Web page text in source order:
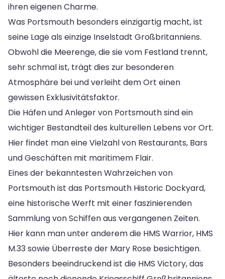
ihren eigenen Charme.
Was Portsmouth besonders einzigartig macht, ist
seine Lage als einzige Inselstadt Großbritanniens.
Obwohl die Meerenge, die sie vom Festland trennt,
sehr schmal ist, trägt dies zur besonderen
Atmosphäre bei und verleiht dem Ort einen
gewissen Exklusivitätsfaktor.
Die Häfen und Anleger von Portsmouth sind ein
wichtiger Bestandteil des kulturellen Lebens vor Ort.
Hier findet man eine Vielzahl von Restaurants, Bars
und Geschäften mit maritimem Flair.
Eines der bekanntesten Wahrzeichen von
Portsmouth ist das Portsmouth Historic Dockyard,
eine historische Werft mit einer faszinierenden
Sammlung von Schiffen aus vergangenen Zeiten.
Hier kann man unter anderem die HMS Warrior, HMS
M.33 sowie Überreste der Mary Rose besichtigen.
Besonders beeindruckend ist die HMS Victory, das